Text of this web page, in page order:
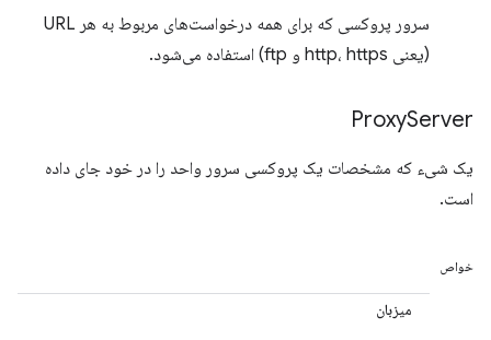
سرور پروکسی که برای همه درخواست‌های مربوط به هر URL
(یعنی http، https و ftp) استفاده می‌شود.
ProxyServer
یک شیء که مشخصات یک پروکسی سرور واحد را در خود جای داده
است.
خواص
میزبان